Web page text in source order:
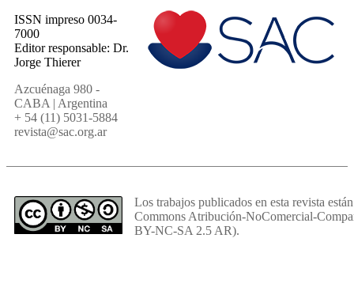
ISSN impreso 0034-
7000
Editor responsable: Dr.
Jorge Thierer
Azcuénaga 980 -
CABA | Argentina
+ 54 (11) 5031-5884
revista@sac.org.ar
Los trabajos publicados en esta revista
Commons Atribución-NoComercial-
BY-NC-SA 2.5 AR).